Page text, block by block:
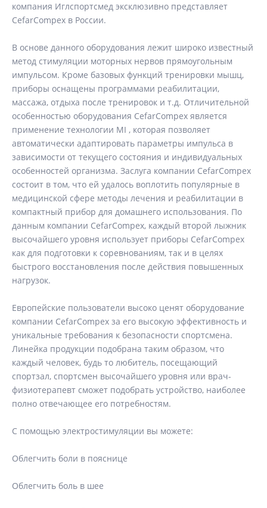
компания Иглспортсмед эксклюзивно представляет
CefarCompex в России.
В основе данного оборудования лежит широко известный
метод стимуляции моторных нервов прямоугольным
импульсом. Кроме базовых функций тренировки мышц,
приборы оснащены программами реабилитации,
массажа, отдыха после тренировок и т.д. Отличительной
особенностью оборудования CefarCompex является
применение технологии MI , которая позволяет
автоматически адаптировать параметры импульса в
зависимости от текущего состояния и индивидуальных
особенностей организма. Заслуга компании CefarCompex
состоит в том, что ей удалось воплотить популярные в
медицинской сфере методы лечения и реабилитации в
компактный прибор для домашнего использования. По
данным компании CefarCompex, каждый второй лыжник
высочайшего уровня использует приборы CefarCompex
как для подготовки к соревнованиям, так и в целях
быстрого восстановления после действия повышенных
нагрузок.
Европейские пользователи высоко ценят оборудование
компании CefarCompex за его высокую эффективность и
уникальные требования к безопасности спортсмена.
Линейка продукции подобрана таким образом, что
каждый человек, будь то любитель, посещающий
спортзал, спортсмен высочайшего уровня или врач-
физиотерапевт сможет подобрать устройство, наиболее
полно отвечающее его потребностям.
С помощью электростимуляции вы можете:
Облегчить боли в пояснице
Облегчить боль в шее